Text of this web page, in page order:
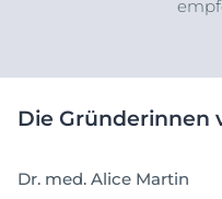
Die Gründerinnen
Dr. med. Alice Martin